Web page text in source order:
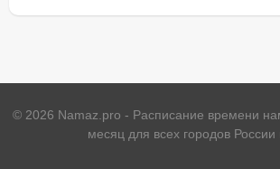
© 2026 Namaz.pro - Расписание времени
месяц для всех городов России